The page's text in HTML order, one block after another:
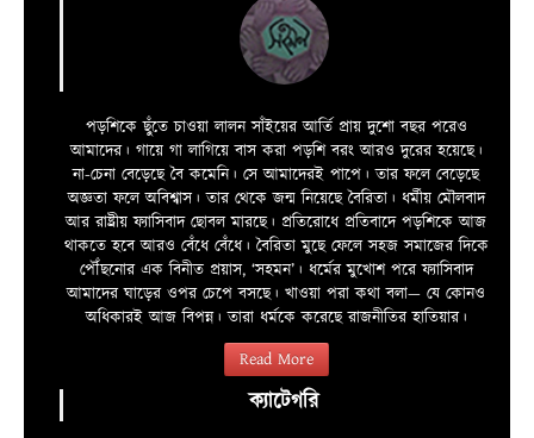
পড়শিকে ছুঁতে চাওয়া লালন সাঁইয়ের আর্তি প্রায় দুশো বছর পরেও
আমাদের। গায়ে গা লাগিয়ে বাস করা পড়শি বরং আরও দুরের হয়েছে।
না-চেনা বেড়েছে বৈ কমেনি। সে আমাদেরই পাপে। তার ফলে বেড়েছে
অজ্ঞতা ফলে অবিশ্বাস। তার থেকে জন্ম নিয়েছে বৈরিতা। ধর্মীয় মৌলবাদ
আর রাষ্ট্রীয় ফ্যাসিবাদ ছোবল মারছে। প্রতিরোধে প্রতিবাদে পড়শিকে আজ
থাকতে হবে আরও বেঁধে বেঁধে। বৈরিতা মুছে ফেলে সহজ সমাজের দিকে
পৌঁছনোর এক বিনীত প্রয়াস, ‘সহমন’। ধর্মের মুখোশ পরে ফ্যাসিবাদ
আমাদের ঘাড়ের ওপর চেপে বসছে। খাওয়া পরা কথা বলা—­­ যে কোনও
অধিকারই আজ বিপন্ন। তারা ধর্মকে করেছে রাজনীতির হাতিয়ার।
Read More
ক্যাটেগরি